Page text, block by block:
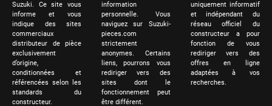
Suzuki. Ce site vous
informe et vous
indique des sites
commerciaux
distributeur de pièce
exclusivement
d’origine,
conditionnées et
référencées selon les
standards du
constructeur.
information
personnelle. Vous
naviguez sur Suzuki-
pieces.com
strictement
anonymes. Certains
liens, pourrons vous
rediriger vers des
sites dont le
fonctionnement peut
être différent.
uniquement informatif
et indépendant du
réseau officiel du
constructeur a pour
fonction de vous
rediriger vers des
offres en ligne
adaptées à vos
recherches.